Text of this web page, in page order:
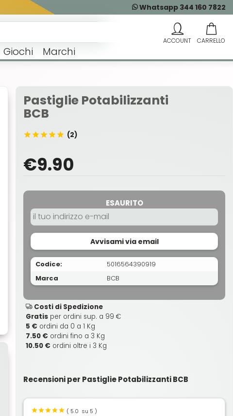
Whatsapp 344 160 7822
Giochi Marchi
Pastiglie Potabilizzanti
BCB
(2)
€9.90
ESAURITO
Avvisami via email
Codice:
5016564390919
Marca
BCB
Costi di Spedizione
Gratis per ordini sup. a 99 €
5 € ordini da 0 a 1 Kg
7.50 € ordini fino a 3 Kg
10.50 € ordini oltre i 3 Kg
Recensioni per Pastiglie Potabilizzanti BCB
( 5.0 su 5 )